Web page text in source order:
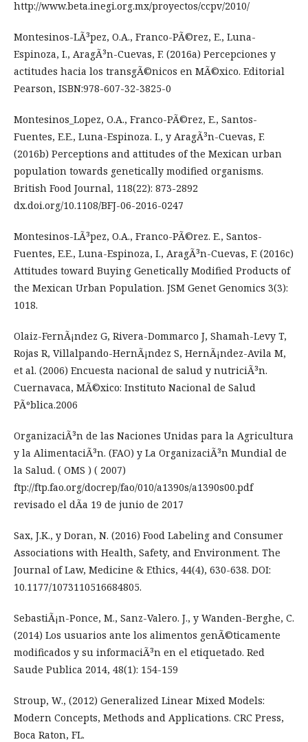
http://www.beta.inegi.org.mx/proyectos/ccpv/2010/
Montesinos-LÃ³pez, O.A., Franco-PÃ©rez, E., Luna-
Espinoza, I., AragÃ³n-Cuevas, F. (2016a) Percepciones y
actitudes hacia los transgÃ©nicos en MÃ©xico. Editorial
Pearson, ISBN:978-607-32-3825-0
Montesinos_Lopez, O.A., Franco-PÃ©rez, E., Santos-
Fuentes, E.E., Luna-Espinoza. I., y AragÃ³n-Cuevas, F.
(2016b) Perceptions and attitudes of the Mexican urban
population towards genetically modified organisms.
British Food Journal, 118(22): 873-2892
dx.doi.org/10.1108/BFJ-06-2016-0247
Montesinos-LÃ³pez, O.A., Franco-PÃ©rez. E., Santos-
Fuentes, E.E., Luna-Espinoza, I., AragÃ³n-Cuevas, F. (2016c)
Attitudes toward Buying Genetically Modified Products of
the Mexican Urban Population. JSM Genet Genomics 3(3):
1018.
Olaiz-FernÃ¡ndez G, Rivera-Dommarco J, Shamah-Levy T,
Rojas R, Villalpando-HernÃ¡ndez S, HernÃ¡ndez-Avila M,
et al. (2006) Encuesta nacional de salud y nutriciÃ³n.
Cuernavaca, MÃ©xico: Instituto Nacional de Salud
PÃºblica.2006
OrganizaciÃ³n de las Naciones Unidas para la Agricultura
y la AlimentaciÃ³n. (FAO) y La OrganizaciÃ³n Mundial de
la Salud. ( OMS ) ( 2007)
ftp://ftp.fao.org/docrep/fao/010/a1390s/a1390s00.pdf
revisado el dÃ­a 19 de junio de 2017
Sax, J.K., y Doran, N. (2016) Food Labeling and Consumer
Associations with Health, Safety, and Environment. The
Journal of Law, Medicine & Ethics, 44(4), 630-638. DOI:
10.1177/1073110516684805.
SebastiÃ¡n-Ponce, M., Sanz-Valero. J., y Wanden-Berghe, C.
(2014) Los usuarios ante los alimentos genÃ©ticamente
modificados y su informaciÃ³n en el etiquetado. Red
Saude Publica 2014, 48(1): 154-159
Stroup, W., (2012) Generalized Linear Mixed Models:
Modern Concepts, Methods and Applications. CRC Press,
Boca Raton, FL.